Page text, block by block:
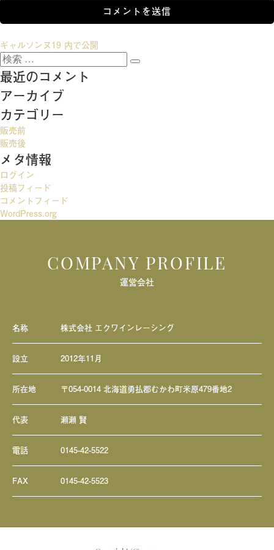
投
稿
ナ
ビ
ゲ
ー
シ
ョ
ン
ギャルソンヌ19 内で公開
検
索:
検
最近のコメント
アーカイブ
カテゴリー
販売前
販売後
メタ情報
ログイン
投稿フィード
コメントフィード
WordPress.org
COMPANY PROFILE
運営会社
名称 株式会社 エクワインレーシング
設立 2012年11月
所在地 〒054-0014 北海道勇払郡むかわ町米原479番地2
代表 瀬瀬 賢
電話 0145-42-5522
FAX 0145-42-5523